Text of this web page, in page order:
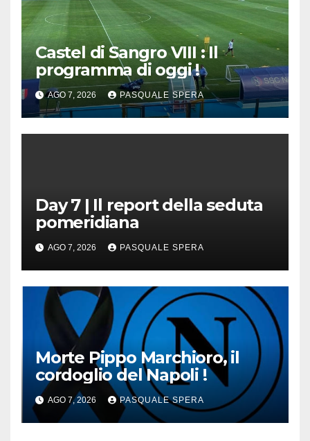
Castel di Sangro VIII : Il
programma di oggi !
AGO 7, 2026 PASQUALE SPERA
Day 7 | Il report della seduta
pomeridiana
AGO 7, 2026 PASQUALE SPERA
Morte Pippo Marchioro, il
cordoglio del Napoli !
AGO 7, 2026 PASQUALE SPERA